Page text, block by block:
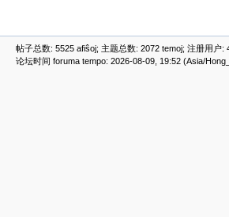
帖子总数: 5525 afiŝoj; 主题总数: 2072 temoj; 注册用户
论坛时间 foruma tempo: 2026-08-09, 19:52 (Asia/